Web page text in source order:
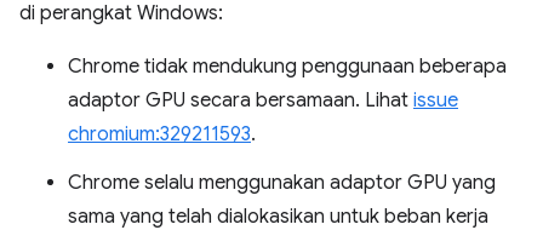
di perangkat Windows:
Chrome tidak mendukung penggunaan beberapa
adaptor GPU secara bersamaan. Lihat issue
chromium:329211593.
Chrome selalu menggunakan adaptor GPU yang
sama yang telah dialokasikan untuk beban kerja